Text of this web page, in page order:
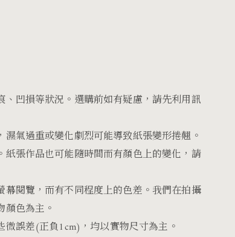
凹損等狀況。選購前如有疑慮，請先利用訊
氣過重或變化劇烈可能導致紙張變形捲翹。
張作品也可能隨時間而有顏色上的變化，請
閱覽，而有不同程度上的色差。我們在拍攝
色為主。
誤差(正負1cm)，均以實物尺寸為主。